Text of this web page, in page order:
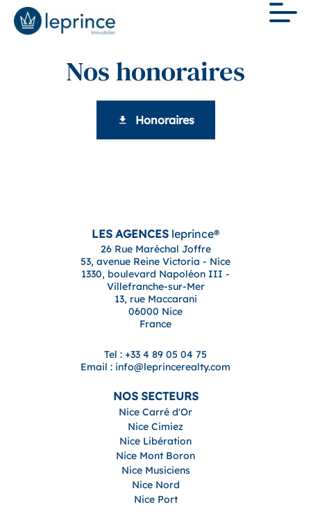
Nos honoraires
Honoraires
LES AGENCES leprince®
26 Rue Maréchal Joffre
53, avenue Reine Victoria - Nice
1330, boulevard Napoléon III -
Villefranche-sur-Mer
13, rue Maccarani
06000 Nice
France
Tel : +33 4 89 05 04 75
Email : info@leprincerealty.com
NOS SECTEURS
Nice Carré d'Or
Nice Cimiez
Nice Libération
Nice Mont Boron
Nice Musiciens
Nice Nord
Nice Port